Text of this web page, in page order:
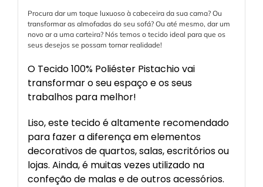
Procura dar um toque luxuoso à cabeceira da sua cama? Ou
transformar as almofadas do seu sofá? Ou até mesmo, dar um
novo ar a uma carteira? Nós temos o tecido ideal para que os
seus desejos se possam tornar realidade!
O Tecido 100% Poliéster Pistachio vai
transformar o seu espaço e os seus
trabalhos para melhor!
Liso, este tecido é altamente recomendado
para fazer a diferença em elementos
decorativos de quartos, salas, escritórios ou
lojas. Ainda, é muitas vezes utilizado na
confeção de malas e de outros acessórios.